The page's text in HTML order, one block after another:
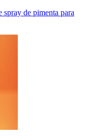
spray de pimenta para